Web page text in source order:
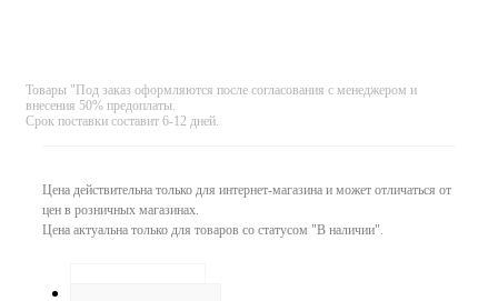
Товары "Под заказ оформляются после согласования с менеджером и
внесения 50% предоплаты.
Срок поставки составит 6-12 дней.
Цена действительна только для интернет-магазина и может отличаться от
цен в розничных магазинах.
Цена актуальна только для товаров со статусом "В наличии".